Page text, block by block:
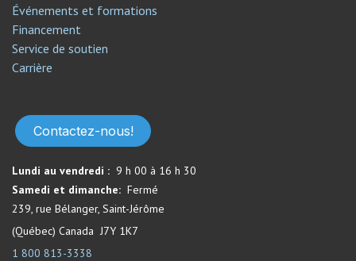
Événements et formations
Financement
Service de soutien​
Carrière
Contactez-nous!
Lundi au vendredi : 9 h 00 à 16 h 30
Samedi et dimanche: Fermé​
239, rue Bélanger, Saint-Jérôme
(Québec) Canada J7Y 1K7
1 800 813-3338